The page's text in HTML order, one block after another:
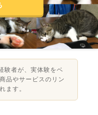
験者が、実体験をベ
品やサービスのリン
ます。